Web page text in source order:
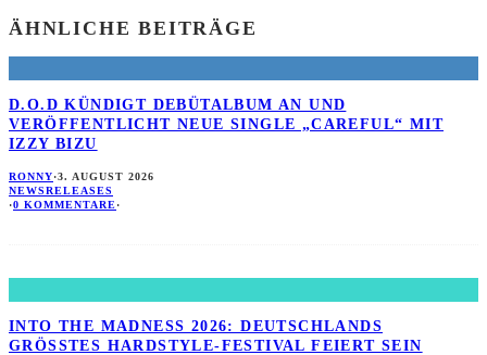
ÄHNLICHE BEITRÄGE
D.O.D KÜNDIGT DEBÜTALBUM AN UND
VERÖFFENTLICHT NEUE SINGLE „CAREFUL“ MIT
IZZY BIZU
RONNY·3. AUGUST 2026
NEWSRELEASES
·0 KOMMENTARE·
INTO THE MADNESS 2026: DEUTSCHLANDS
GRÖSSTES HARDSTYLE-FESTIVAL FEIERT SEIN F